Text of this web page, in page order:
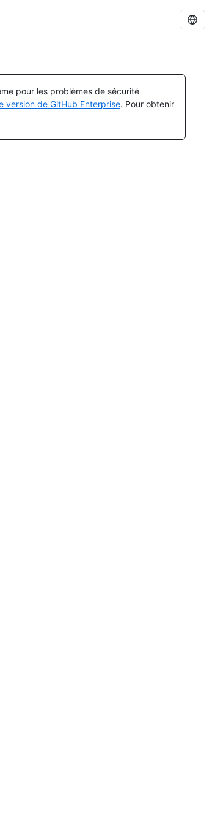
pour les problèmes de sécurité
version de GitHub Enterprise. Pour obtenir